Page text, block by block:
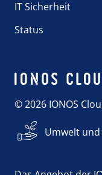
IT Sicherheit
Status
© 2026 IONOS
Umwelt und